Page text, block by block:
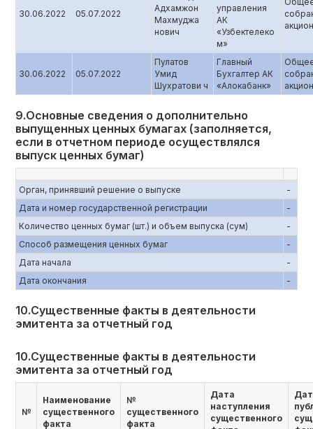
30.06.2022 05.07.2022
Адхамжон
Махмуджа
нович
управления
АК
«Узбектелеко
м»
30.06.2022 05.07.2022
Пулатов
Умид
Шухратови ч
Главный
Бухгалтер АК
«Алокабанк»
9.Основные сведения о дополнительно
выпущенных ценных бумагах (заполняется,
если в отчетном периоде осуществлялся
выпуск ценных бумаг)
Орган, принявший решение о выпуске
-
Дата и номер государственной регистрации
-
Количество ценных бумаг (шт.) и объем выпуска (сум)
-
Способ размещения ценных бумаг
-
Дата начала
-
Дата окончания
-
10.Существенные факты в деятельности
эмитента за отчетный год
10.Существенные факты в деятельности
эмитента за отчетный год
№
Наименование
существенного
факта
№
существенного
факта
Дата
наступления
существенного